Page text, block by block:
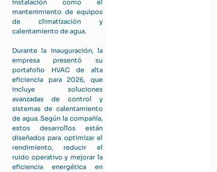
instalación como el
mantenimiento de equipos
de climatización y
calentamiento de agua.
Durante la inauguración, la
empresa presentó su
portafolio HVAC de alta
eficiencia para 2026, que
incluye soluciones
avanzadas de control y
sistemas de calentamiento
de agua. Según la compañía,
estos desarrollos están
diseñados para optimizar el
rendimiento, reducir el
ruido operativo y mejorar la
eficiencia energética en